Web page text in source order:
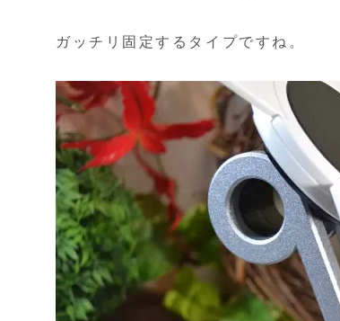
ガッチリ固定するタイプですね。